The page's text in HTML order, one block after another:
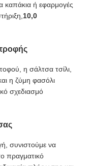
καπάκια ή εφαρμογές
10,0
η σάλτσα τσίλι,
η ζύμη φασόλι
σχεδιασμό
συνιστούμε να
πραγματικό